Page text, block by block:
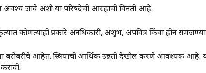
अवश्य जावे अशी या परिषदेची आग्रहाची विनंती आहे.
कोणत्याही प्रकारे अनधिकारी, अशुभ, अपवित्र किंवा हीन
बरोबरीचे आहेत. स्त्रियांची आर्थिक उन्नती देखील करणे आवश्यक आहे. या